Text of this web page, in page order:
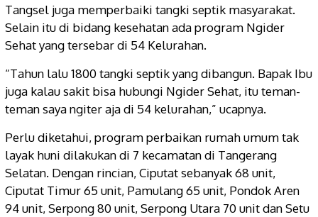
Tangsel juga memperbaiki tangki septik masyarakat.
Selain itu di bidang kesehatan ada program Ngider
Sehat yang tersebar di 54 Kelurahan.
“Tahun lalu 1800 tangki septik yang dibangun. Bapak Ibu
juga kalau sakit bisa hubungi Ngider Sehat, itu teman-
teman saya ngiter aja di 54 kelurahan,” ucapnya.
Perlu diketahui, program perbaikan rumah umum tak
layak huni dilakukan di 7 kecamatan di Tangerang
Selatan. Dengan rincian, Ciputat sebanyak 68 unit,
Ciputat Timur 65 unit, Pamulang 65 unit, Pondok Aren
94 unit, Serpong 80 unit, Serpong Utara 70 unit dan Setu